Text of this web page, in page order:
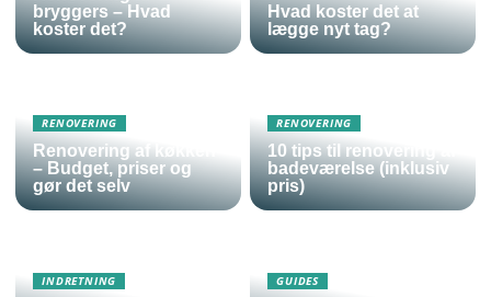
bryggers – Hvad
koster det?
Hvad koster det at
lægge nyt tag?
RENOVERING
Renovering af køkken
– Budget, priser og
gør det selv
RENOVERING
10 tips til renovering af
badeværelse (inklusiv
pris)
INDRETNING GUIDES